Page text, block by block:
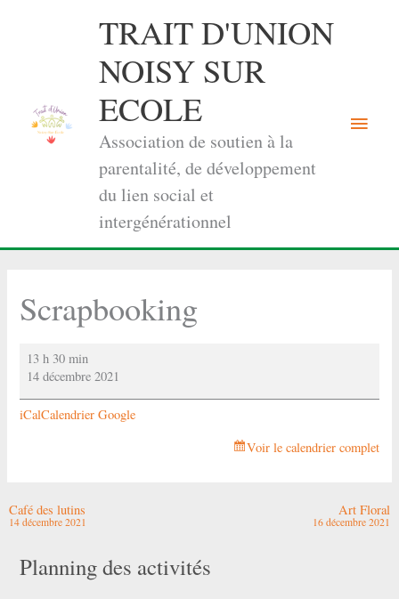
TRAIT D'UNION
NOISY SUR
ECOLE
Association de soutien à la
parentalité, de développement
du lien social et
intergénérationnel
Menu
Scrapbooking
Scrapbooking
13 h 30 min
14 décembre 2021
iCalCalendrier Google
Voir le calendrier complet
Café des lutins
14 décembre 2021
Art Floral
16 décembre 2021
Planning des activités